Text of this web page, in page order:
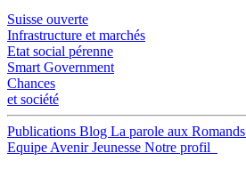
Suisse ouverte
Infrastructure et marchés
Etat social pérenne
Smart Government
Chances
et société
Publications Blog La parole aux Romands
Equipe Avenir Jeunesse Notre profil